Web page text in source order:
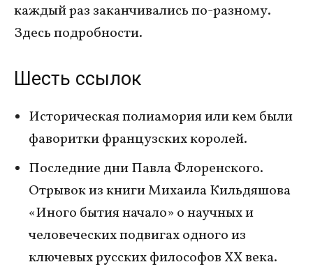
каждый раз заканчивались по-разному.
Здесь подробности.
Шесть ссылок
Историческая полиамория или кем были
фаворитки французских королей.
Последние дни Павла Флоренского.
Отрывок из книги Михаила Кильдяшова
«Иного бытия начало» о научных и
человеческих подвигах одного из
ключевых русских философов XX века.